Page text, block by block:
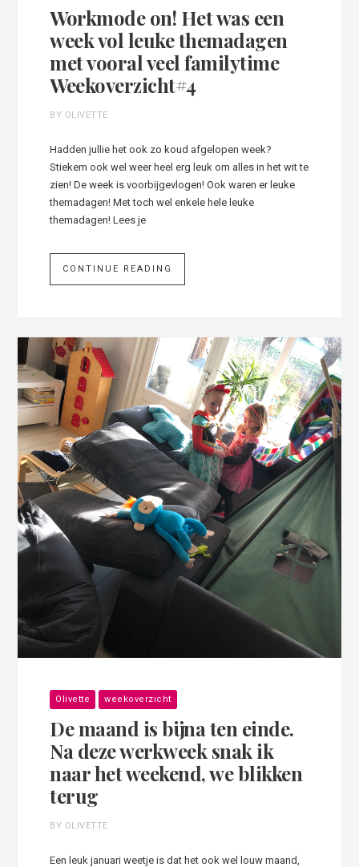
Workmode on! Het was een
week vol leuke themadagen
met vooral veel familytime
Weekoverzicht#4
BY OLIVETTE
Hadden jullie het ook zo koud afgelopen week?
Stiekem ook wel weer heel erg leuk om alles in het wit te
zien! De week is voorbijgevlogen! Ook waren er leuke
themadagen! Met toch wel enkele hele leuke
themadagen! Lees je
CONTINUE READING
Olivette weekoverzicht
De maand is bijna ten einde.
Na deze werkweek snak ik
naar het weekend, we blikken
terug
BY OLIVETTE
Een leuk januari weetje is dat het ook wel louw maand,